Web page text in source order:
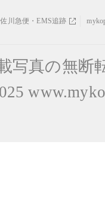
佐川急便・EMS追跡
写真の無断